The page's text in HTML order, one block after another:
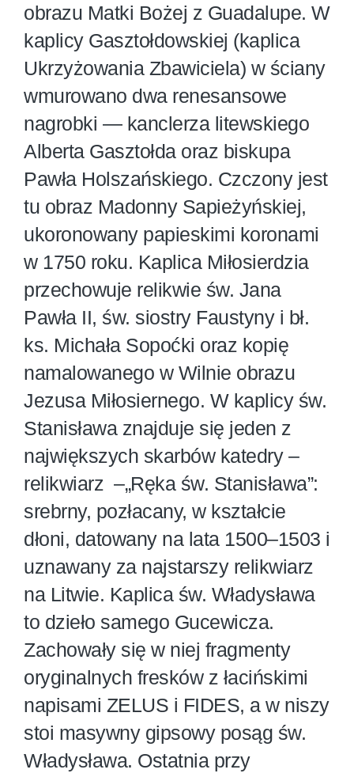
obrazu Matki Bożej z Guadalupe. W
kaplicy Gasztołdowskiej (kaplica
Ukrzyżowania Zbawiciela) w ściany
wmurowano dwa renesansowe
nagrobki — kanclerza litewskiego
Alberta Gasztołda oraz biskupa
Pawła Holszańskiego. Czczony jest
tu obraz Madonny Sapieżyńskiej,
ukoronowany papieskimi koronami
w 1750 roku. Kaplica Miłosierdzia
przechowuje relikwie św. Jana
Pawła II, św. siostry Faustyny i bł.
ks. Michała Sopoćki oraz kopię
namalowanego w Wilnie obrazu
Jezusa Miłosiernego. W kaplicy św.
Stanisława znajduje się jeden z
największych skarbów katedry –
relikwiarz –„Ręka św. Stanisława”:
srebrny, pozłacany, w kształcie
dłoni, datowany na lata 1500–1503 i
uznawany za najstarszy relikwiarz
na Litwie. Kaplica św. Władysława
to dzieło samego Gucewicza.
Zachowały się w niej fragmenty
oryginalnych fresków z łacińskimi
napisami ZELUS i FIDES, a w niszy
stoi masywny gipsowy posąg św.
Władysława. Ostatnia przy